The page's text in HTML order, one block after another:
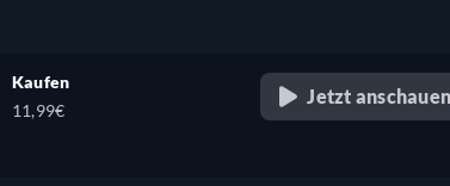
Kaufen
11,99€
Jetzt anschauen